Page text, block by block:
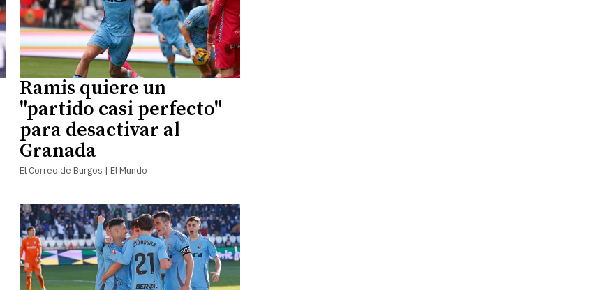
Ramis quiere un
"partido casi perfecto"
para desactivar al
Granada
El Correo de Burgos | El Mundo